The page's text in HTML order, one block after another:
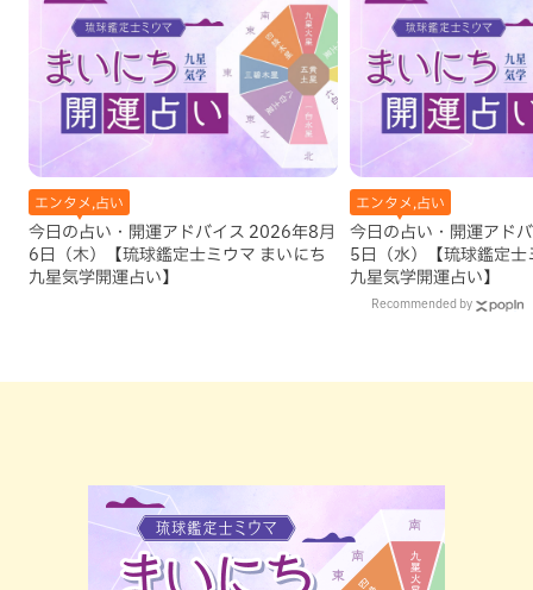
エンタメ,占い
今日の占い・開運アドバイス 2026年8月
6日（木）【琉球鑑定士ミウマ まいにち
九星気学開運占い】
エンタメ,占い
今日の占い・開運アド
5日（水）【琉球鑑定士
九星気学開運占い】
Recommended by